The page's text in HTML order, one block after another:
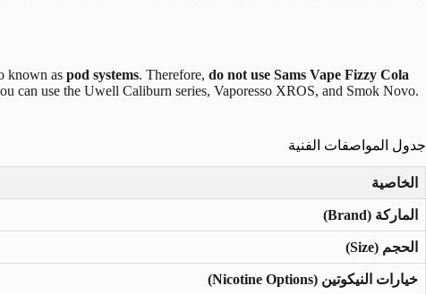
known as pod systems. Therefore, do not use Sams Vape Fizzy Cola
can use the Uwell Caliburn series, Vaporesso XROS, and Smok Novo.
جدول المواصفات الفنية
الخاصية
الماركة (Brand)
الحجم (Size)
خيارات النيكوتين (Nicotine Options)